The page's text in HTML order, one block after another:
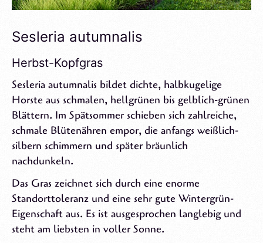
Sesleria autumnalis
Herbst-Kopfgras
Sesleria autumnalis bildet dichte, halbkugelige
Horste aus schmalen, hellgrünen bis gelblich-grünen
Blättern. Im Spätsommer schieben sich zahlreiche,
schmale Blütenähren empor, die anfangs weißlich-
silbern schimmern und später bräunlich
nachdunkeln.
Das Gras zeichnet sich durch eine enorme
Standorttoleranz und eine sehr gute Wintergrün-
Eigenschaft aus. Es ist ausgesprochen langlebig und
steht am liebsten in voller Sonne.